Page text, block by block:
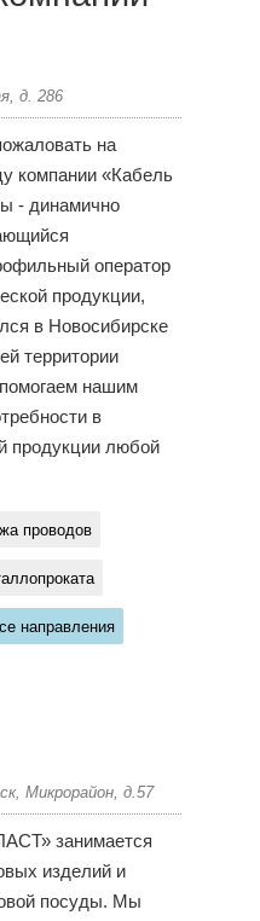
д. 286
на
компании «Кабель
- динамично
оператор
продукции,
в Новосибирске
территории
нашим
в
продукции любой
проводов
направления
Микрорайон, д.57
занимается
изделий и
посуды. Мы